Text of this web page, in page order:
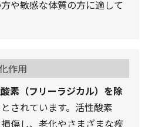
や敏感な体質の方に適して
作用
素（フリーラジカル）を除
されています。活性酸素
傷し、老化やさまざまな疾